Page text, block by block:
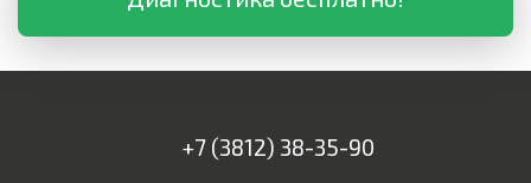
+7 (3812) 38-35-90